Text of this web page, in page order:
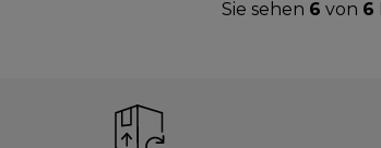
Sie sehen 6 von 6